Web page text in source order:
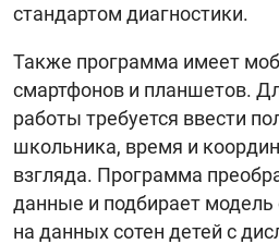
стандартом диагностики.
Также программа имеет
смартфонов и планшетов.
работы требуется ввести
школьника, время и
взгляда. Программа
данные и подбирает
на данных сотен детей с